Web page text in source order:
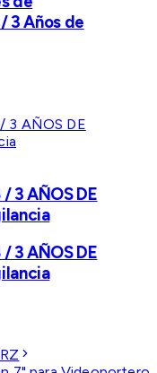
3 Años de
3 AÑOS DE
3 AÑOS DE